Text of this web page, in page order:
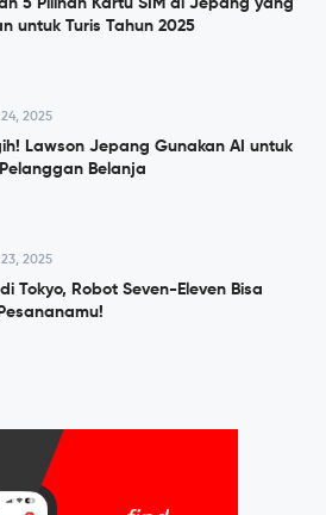
untuk Turis Tahun 2025
2025
Lawson Jepang Gunakan AI untuk
Belanja
2025
Tokyo, Robot Seven-Eleven Bisa